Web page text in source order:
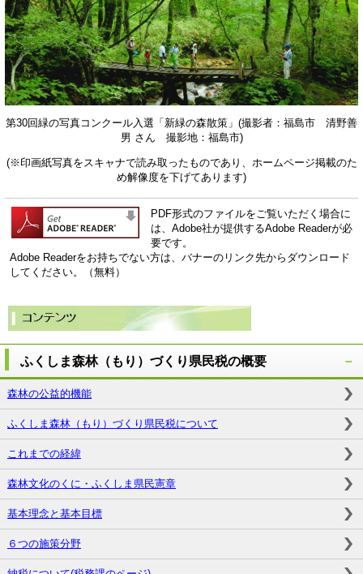
第30回緑の写真コンクール入選「新緑の森散策」(撮影者：福島市 清野善
男 さん 撮影地：福島市)
(※印画紙写真をスキャナで読み取ったものであり、ホームページ掲載のた
め解像度を下げてあります)
PDF形式のファイルをご覧いただく場合に
は、Adobe社が提供するAdobe Readerが必
要です。
Adobe Readerをお持ちでない方は、バナーのリンク先からダウンロード
してください。（無料）
ふくしま森林（もり）づくり県民税の概要
森林の公益的機能
ふくしま森林（もり）づくり県民税について
これまでの経緯
森林文化のくに・ふくしま県民憲章
基本理念と基本目標
６つの施策分野